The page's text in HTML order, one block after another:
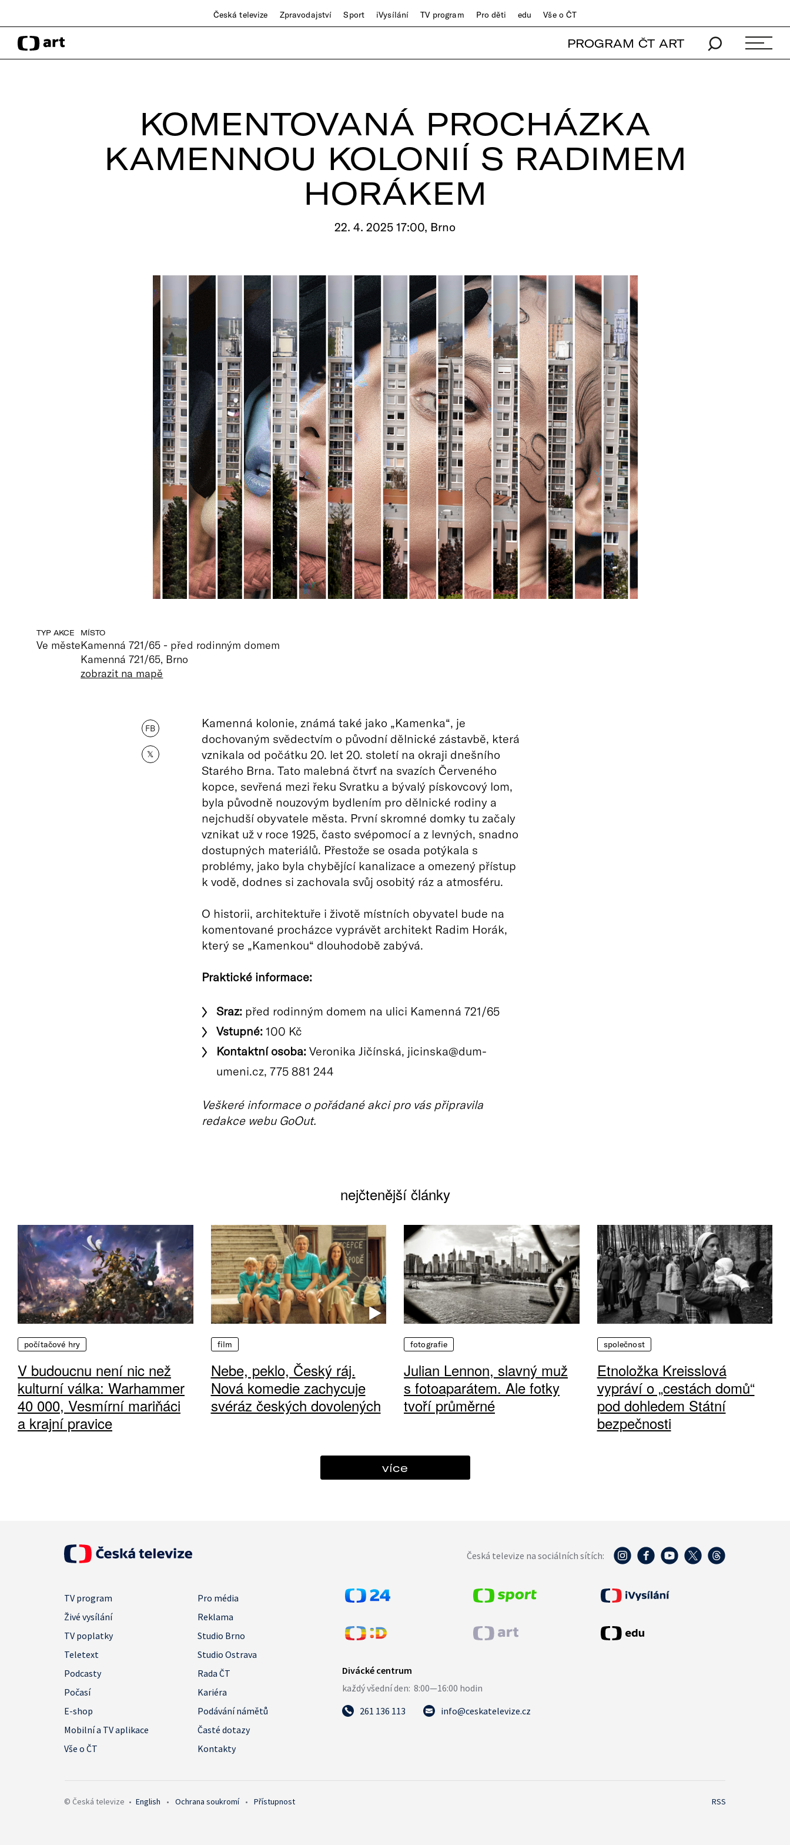
Česká televize Zpravodajství Sport iVysílání TV program Pro děti edu Vše o ČT
PROGRAM ČT ART
KOMENTOVANÁ PROCHÁZKA
KAMENNOU KOLONIÍ S RADIMEM
HORÁKEM
22. 4. 2025 17:00, Brno
TYP AKCE
Ve měste
MÍSTO
Kamenná 721/65 - před rodinným domem
Kamenná 721/65, Brno
zobrazit na mapě
FB
𝕏
Kamenná kolonie, známá také jako „Kamenka“, je
dochovaným svědectvím o původní dělnické zástavbě, která
vznikala od počátku 20. let 20. století na okraji dnešního
Starého Brna. Tato malebná čtvrť na svazích Červeného
kopce, sevřená mezi řeku Svratku a bývalý pískovcový lom,
byla původně nouzovým bydlením pro dělnické rodiny a
nejchudší obyvatele města. První skromné domky tu začaly
vznikat už v roce 1925, často svépomocí a z levných, snadno
dostupných materiálů. Přestože se osada potýkala s
problémy, jako byla chybějící kanalizace a omezený přístup
k vodě, dodnes si zachovala svůj osobitý ráz a atmosféru.
O historii, architektuře i životě místních obyvatel bude na
komentované procházce vyprávět architekt Radim Horák,
který se „Kamenkou“ dlouhodobě zabývá.
Praktické informace:
Sraz:před rodinným domem na ulici Kamenná 721/65
Vstupné:100 Kč
Kontaktní osoba:Veronika Jičínská, jicinska@dum-
umeni.cz, 775 881 244
Veškeré informace o pořádané akci pro vás připravila
redakce webu GoOut.
nejčtenější články
počítačové hry
V budoucnu není nic než
kulturní válka: Warhammer
40 000, Vesmírní mariňáci
a krajní pravice
film
Nebe, peklo, Český ráj.
Nová komedie zachycuje
svéráz českých dovolených
fotografie
Julian Lennon, slavný muž
s fotoaparátem. Ale fotky
tvoří průměrné
společnost
Etnoložka Kreisslová
vypráví o „cestách domů“
pod dohledem Státní
bezpečnosti
více
Česká televize na sociálních sítích:
TV program
Pro média
Živé vysílání
Reklama
TV poplatky
Studio Brno
Teletext
Studio Ostrava
Podcasty
Rada ČT
Počasí
Kariéra
E-shop
Podávání námětů
Mobilní a TV aplikace
Časté dotazy
Vše o ČT
Kontakty
261 136 113 info@ceskatelevize.cz
© Česká televize • English • Ochrana soukromí • Přístupnost RSS